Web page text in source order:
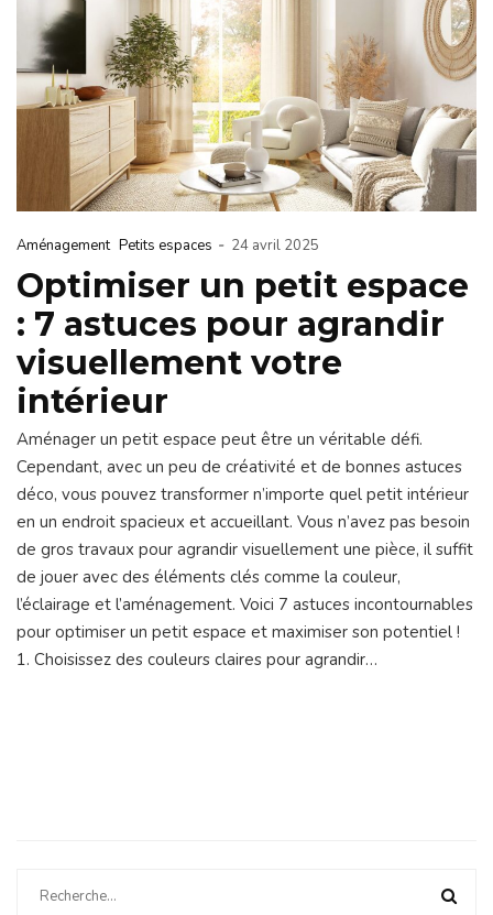
Aménagement Petits espaces - 24 avril 2025
Optimiser un petit espace
: 7 astuces pour agrandir
visuellement votre
intérieur
Aménager un petit espace peut être un véritable défi.
Cependant, avec un peu de créativité et de bonnes astuces
déco, vous pouvez transformer n’importe quel petit intérieur
en un endroit spacieux et accueillant. Vous n’avez pas besoin
de gros travaux pour agrandir visuellement une pièce, il suffit
de jouer avec des éléments clés comme la couleur,
l’éclairage et l’aménagement. Voici 7 astuces incontournables
pour optimiser un petit espace et maximiser son potentiel !
1. Choisissez des couleurs claires pour agrandir…